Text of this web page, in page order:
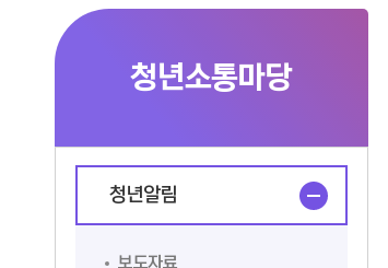
청년소통마당
청년알림
보도자료